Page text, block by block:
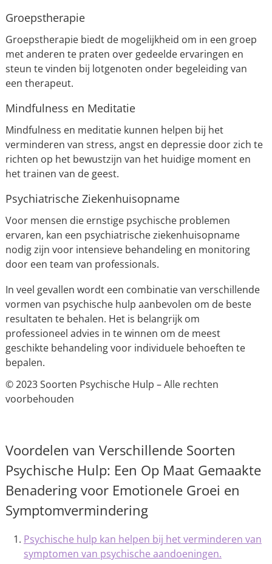
Groepstherapie
Groepstherapie biedt de mogelijkheid om in een groep
met anderen te praten over gedeelde ervaringen en
steun te vinden bij lotgenoten onder begeleiding van
een therapeut.
Mindfulness en Meditatie
Mindfulness en meditatie kunnen helpen bij het
verminderen van stress, angst en depressie door zich te
richten op het bewustzijn van het huidige moment en
het trainen van de geest.
Psychiatrische Ziekenhuisopname
Voor mensen die ernstige psychische problemen
ervaren, kan een psychiatrische ziekenhuisopname
nodig zijn voor intensieve behandeling en monitoring
door een team van professionals.
In veel gevallen wordt een combinatie van verschillende
vormen van psychische hulp aanbevolen om de beste
resultaten te behalen. Het is belangrijk om
professioneel advies in te winnen om de meest
geschikte behandeling voor individuele behoeften te
bepalen.
© 2023 Soorten Psychische Hulp – Alle rechten
voorbehouden
Voordelen van Verschillende Soorten
Psychische Hulp: Een Op Maat Gemaakte
Benadering voor Emotionele Groei en
Symptomvermindering
Psychische hulp kan helpen bij het verminderen van
symptomen van psychische aandoeningen.